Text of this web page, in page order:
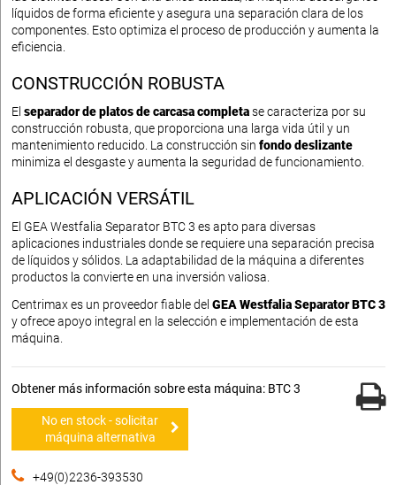
líquidos de forma eficiente y asegura una separación clara de los
componentes. Esto optimiza el proceso de producción y aumenta la
eficiencia.
CONSTRUCCIÓN ROBUSTA
El separador de platos de carcasa completase caracteriza por su
construcción robusta, que proporciona una larga vida útil y un
mantenimiento reducido. La construcción sin fondo deslizante
minimiza el desgaste y aumenta la seguridad de funcionamiento.
APLICACIÓN VERSÁTIL
El GEA Westfalia Separator BTC 3 es apto para diversas
aplicaciones industriales donde se requiere una separación precisa
de líquidos y sólidos. La adaptabilidad de la máquina a diferentes
productos la convierte en una inversión valiosa.
Centrimax es un proveedor fiable del GEA Westfalia Separator BTC 3
y ofrece apoyo integral en la selección e implementación de esta
máquina.
Obtener más información sobre esta máquina: BTC 3
No en stock - solicitar
máquina alternativa
+49(0)2236-393530